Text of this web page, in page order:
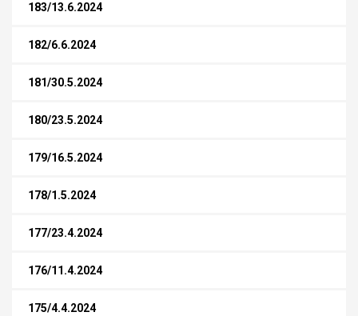
183/13.6.2024
182/6.6.2024
181/30.5.2024
180/23.5.2024
179/16.5.2024
178/1.5.2024
177/23.4.2024
176/11.4.2024
175/4.4.2024